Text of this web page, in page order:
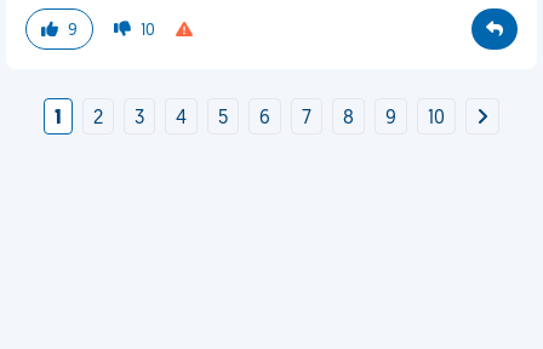
9 10
1 2 3 4 5 6 7 8 9 10